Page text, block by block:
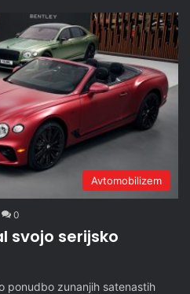
Avtomobilizem
0
svojo serijsko
ponudbo zunanjih satenastih